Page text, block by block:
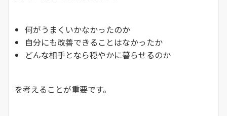
何がうまくいかなかったのか
自分にも改善できることはなかったか
どんな相手となら穏やかに暮らせるのか
を考えることが重要です。